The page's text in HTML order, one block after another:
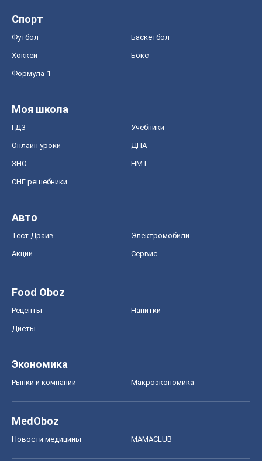
Спорт
Футбол Баскетбол
Хоккей Бокс
Формула-1
Моя школа
ГДЗ Учебники
Онлайн уроки ДПА
ЗНО НМТ
СНГ решебники
Авто
Тест Драйв Электромобили
Акции Сервис
Food Oboz
Рецепты Напитки
Диеты
Экономика
Рынки и компании Mакроэкономика
MedOboz
Новости медицины MAMACLUB